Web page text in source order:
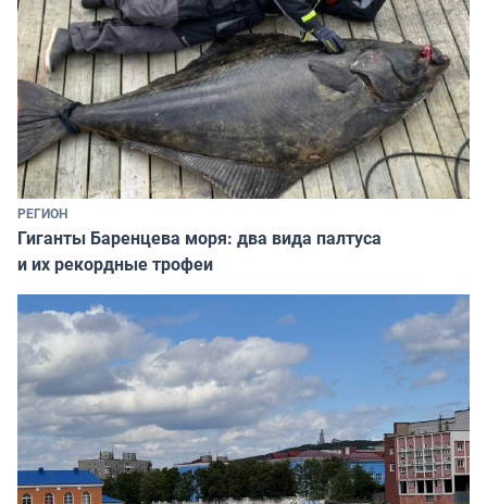
РЕГИОН
Гиганты Баренцева моря: два вида палтуса
и их рекордные трофеи